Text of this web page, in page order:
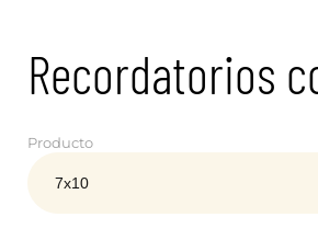
Recordatorios
Producto